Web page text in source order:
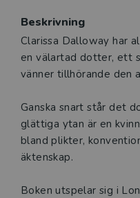
Beskrivning
Beskrivning
Clarissa Dalloway har
en välartad dotter, ett
vänner tillhörande den
Ganska snart står det
glättiga ytan är en
bland plikter,
äktenskap.
Boken utspelar sig i